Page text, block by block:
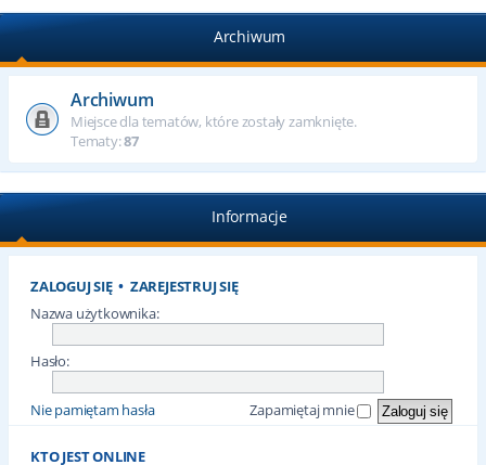
Archiwum
Archiwum
Miejsce dla tematów, które zostały zamknięte.
Tematy:87
Informacje
ZALOGUJ SIĘ• ZAREJESTRUJ SIĘ
Nazwa użytkownika:
Hasło:
Nie pamiętam hasła Zapamiętaj mnie
KTO JEST ONLINE